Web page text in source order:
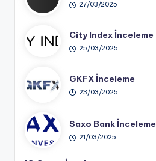
27/03/2025
City Index İnceleme
25/03/2025
GKFX İnceleme
23/03/2025
Saxo Bank İnceleme
21/03/2025